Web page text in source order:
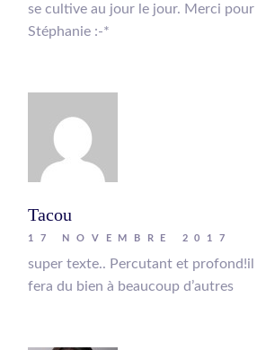
se cultive au jour le jour. Merci
Stéphanie :-*
Tacou
17 NOVEMBRE 2017
super texte.. Percutant et
fera du bien à beaucoup d’autres